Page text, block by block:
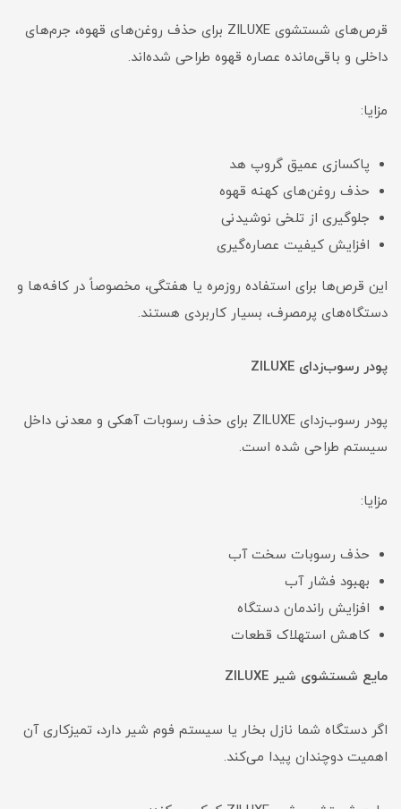
قرص‌های شستشوی ZILUXE برای حذف روغن‌های قهوه، جرم‌های
داخلی و باقی‌مانده عصاره قهوه طراحی شده‌اند.
مزایا:
پاکسازی عمیق گروپ هد
حذف روغن‌های کهنه قهوه
جلوگیری از تلخی نوشیدنی
افزایش کیفیت عصاره‌گیری
این قرص‌ها برای استفاده روزمره یا هفتگی، مخصوصاً در کافه‌ها و
دستگاه‌های پرمصرف، بسیار کاربردی هستند.
پودر رسوب‌زدای ZILUXE
پودر رسوب‌زدای ZILUXE برای حذف رسوبات آهکی و معدنی داخل
سیستم طراحی شده است.
مزایا:
حذف رسوبات سخت آب
بهبود فشار آب
افزایش راندمان دستگاه
کاهش استهلاک قطعات
مایع شستشوی شیر ZILUXE
اگر دستگاه شما نازل بخار یا سیستم فوم شیر دارد، تمیزکاری آن
اهمیت دوچندان پیدا می‌کند.